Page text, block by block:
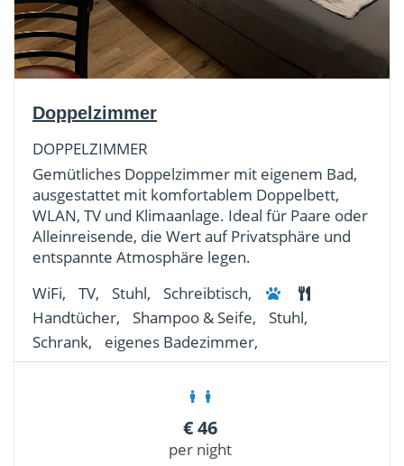
Doppelzimmer
DOPPELZIMMER
Gemütliches Doppelzimmer mit eigenem Bad,
ausgestattet mit komfortablem Doppelbett,
WLAN, TV und Klimaanlage. Ideal für Paare oder
Alleinreisende, die Wert auf Privatsphäre und
entspannte Atmosphäre legen.
WiFi,
TV, Stuhl,
Schreibtisch,
Handtücher,
Shampoo & Seife,
Stuhl,
Schrank,
eigenes Badezimmer,
€46
per night